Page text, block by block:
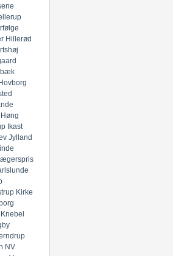
Hillerød
Hovborg
Høng
Ikast
Jylland
Kirke
Knebel
NV